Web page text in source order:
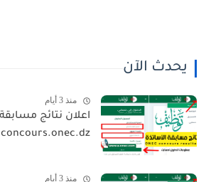
يحدث الآن
منذ 3 أيام
اعلان نتائج مسابقة
concours.onec.dz
منذ 3 أيام